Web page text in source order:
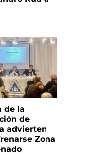
de la
de
advierten
Zona